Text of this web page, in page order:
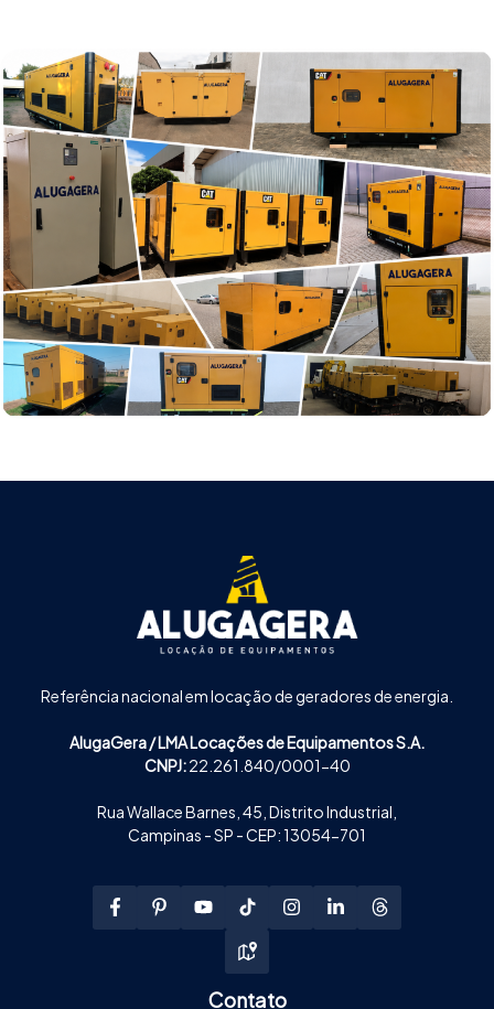
Referência nacional em locação de geradores de energia.
AlugaGera / LMA Locações de Equipamentos S.A.
CNPJ:22.261.840/0001-40
Rua Wallace Barnes, 45, Distrito Industrial,
Campinas - SP - CEP: 13054-701
Contato